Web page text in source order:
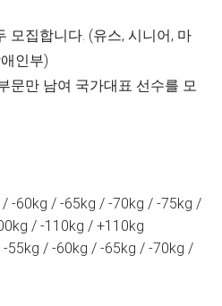
모집합니다. (유스, 시니어, 마
인부)
문만 남여 국가대표 선수를 모
-60kg / -65kg / -70kg / -75kg /
/ -110kg / +110kg
55kg / -60kg / -65kg / -70kg /